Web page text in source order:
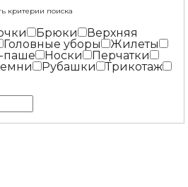
критерии поиска
Брюки
Верхняя
Головные уборы
Жилеты
паше
Носки
Перчатки
Рубашки
Трикотаж